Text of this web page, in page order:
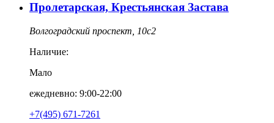
Пролетарская, Крестьянская Застава
Волгоградский проспект, 10с2
Наличие:
Мало
ежедневно: 9:00-22:00
+7(495) 671-7261